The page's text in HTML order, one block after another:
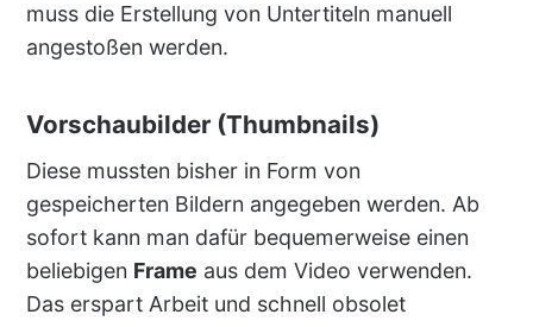
muss die Erstellung von Untertiteln manuell
angestoßen werden.
Vorschaubilder (Thumbnails)
Diese mussten bisher in Form von
gespeicherten Bildern angegeben werden. Ab
sofort kann man dafür bequemerweise einen
beliebigen Frame aus dem Video verwenden.
Das erspart Arbeit und schnell obsolet